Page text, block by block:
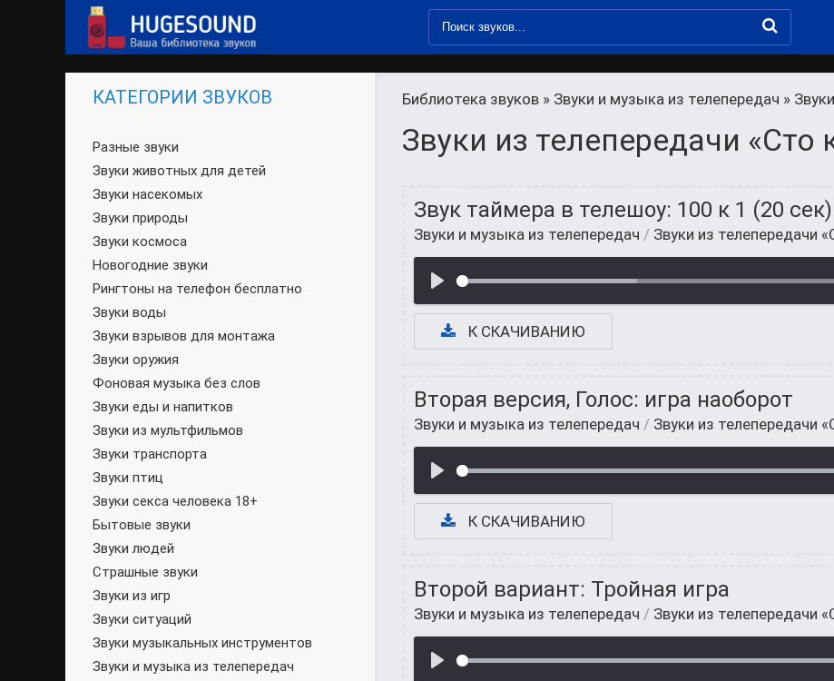
Библиотека звуков » Звуки и музыка из телепередач »
Звуки из телепередачи «Сто
Звук таймера в телешоу: 100 к 1 (20 сек)
Звуки и музыка из телепередач / Звуки из телепередачи
К СКАЧИВАНИЮ
Вторая версия, Голос: игра наоборот
Звуки и музыка из телепередач / Звуки из телепередачи
К СКАЧИВАНИЮ
Второй вариант: Тройная игра
Звуки и музыка из телепередач / Звуки из телепередачи
КАТЕГОРИИ ЗВУКОВ
Разные звуки
Звуки животных для детей
Звуки насекомых
Звуки природы
Звуки космоса
Новогодние звуки
Рингтоны на телефон бесплатно
Звуки воды
Звуки взрывов для монтажа
Звуки оружия
Фоновая музыка без слов
Звуки еды и напитков
Звуки из мультфильмов
Звуки транспорта
Звуки птиц
Звуки секса человека 18+
Бытовые звуки
Звуки людей
Страшные звуки
Звуки из игр
Звуки ситуаций
Звуки музыкальных инструментов
Звуки и музыка из телепередач